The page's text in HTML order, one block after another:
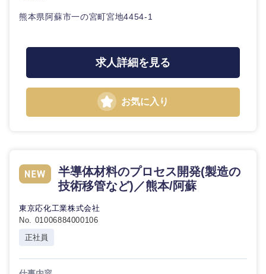
サービス
ティブ
コンサル
M&A・事業投資
経営企画
その他企画業務
マーケティング
コンサルタント
専門職
技術職（IT）、Webサービス・制作、ゲーム
技術職（モノづくり）
電気・電子・半導体
素材・化学・金属
食品・化粧品・アパレル・消費財
金融
宮城県
福島県
こだわり条件を入力ください
上場企業
業
外資系企業
熊本県阿蘇市一の宮町宮地4454-1
求人詳細を見る
お気に入り
半導体材料のプロセス開発(製造の
技術移管など)／熊本/阿蘇
東京応化工業株式会社
No. 01006884000106
正社員